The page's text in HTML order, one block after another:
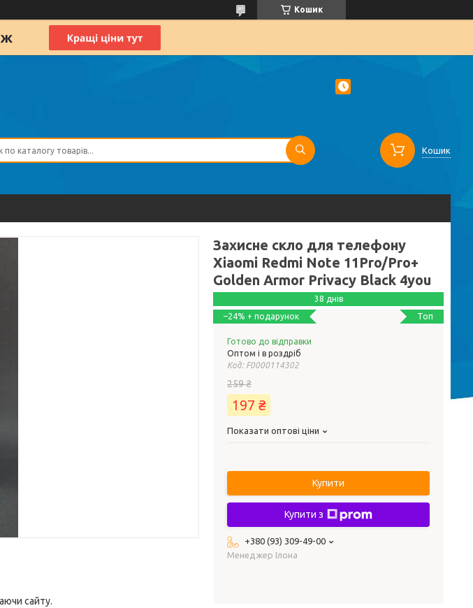
Кошик
Кошик
сайту.
Захисне скло для телефону
Xiaomi Redmi Note 11Pro/Pro+
Golden Armor Privacy Black 4you
Топ
38 днів
–24%
Готово до відправки
Оптом і в роздріб
Код: F0000114302
259 ₴
197 ₴
Показати оптові ціни
Купити
Купити з
+380 (93) 309-49-00
Менеджер Ілона